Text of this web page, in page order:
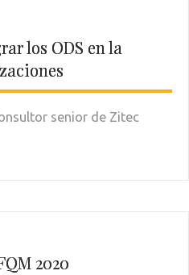
los ODS en la
senior de Zitec
2020